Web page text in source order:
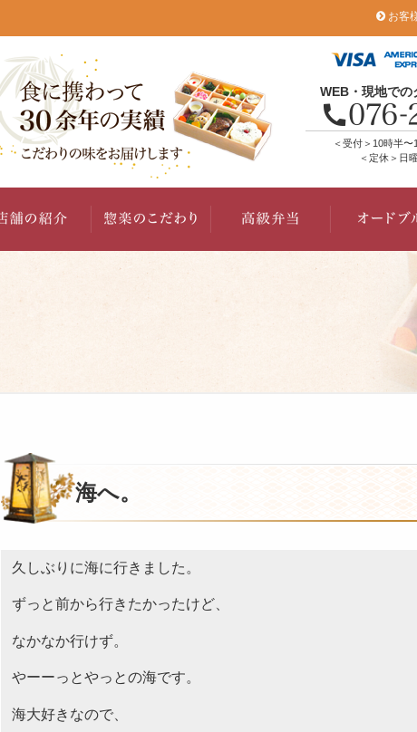
お客
WEB・現地での
＜受付＞10時半
＜定休＞日
海へ。
久しぶりに海に行きました。
ずっと前から行きたかったけど、
なかなか行けず。
やーーっとやっとの海です。
海大好きなので、